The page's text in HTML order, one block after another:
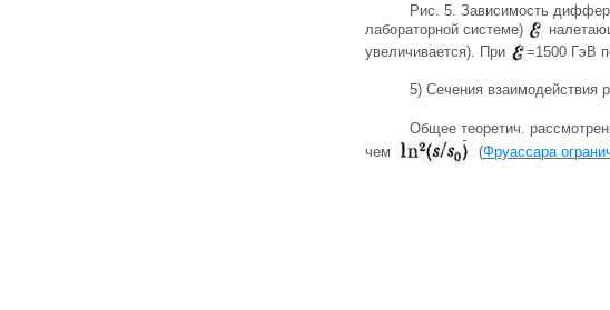
Рис. 5. Зависимость
лабораторной системе)
увеличивается). При
=1500 ГэВ
5) Сечения взаимодействия
Общее теоретич.
чем
(Фруассара